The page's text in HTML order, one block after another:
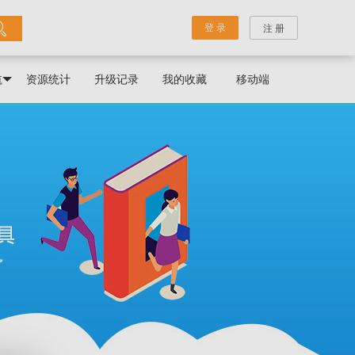
登 录 注 册
资源统计 升级记录 我的收藏 移动端